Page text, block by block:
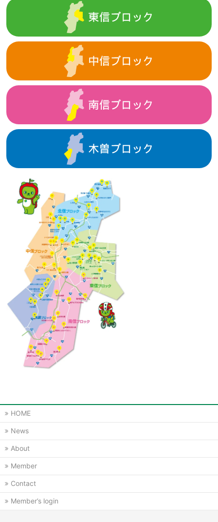
HOME
News
About
Member
Contact
Member’s login